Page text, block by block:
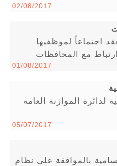
02/08/2017
اجتماعاً لموظفيها
مع المحافظات
01/08/2017
لدائرة الموازنة العامة
05/07/2017
بالموافقة على نظام